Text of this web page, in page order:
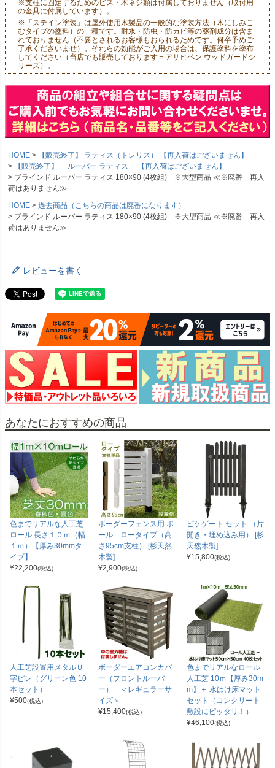
※支柱に固定するためのビス・木ネジ類は付属しておりません（取付用
の金具に付属しています）。
※「ステイン塗装」は屋外使用木製品の一般的な塗装方法（木にしみこ
むタイプの塗料）の一種です。耐水・防虫・防カビ等の薬剤成分は含ま
れておりません（不要とされるお客様もおられるためです。何卒予めご
了承くださいませ）。それらの効能がご入用の場合は、保護塗料を塗布
してください（当店でも販売しております＝アサヒペン ウッドガードシ
リーズ）。
HOME
【販売終了】 ラティス（トレリス） 【再入荷はございません】
【販売終了】 ルーバー ラティス 【再入荷はございません】
ブラインド ルーバー ラティス 180×90 (4枚組) ※大型商品 ≪※廃番 再入
荷はありません≫
HOME
過去商品（こちらの商品は廃番になります）
ブラインド ルーバー ラティス 180×90 (4枚組) ※大型商品 ≪※廃番 再入
荷はありません≫
レビューを書く
あなたにおすすめの商品
色までリアルな人工芝
ロール 長さ１０ｍ（幅
１ｍ）【厚み30mmタ
イプ】
¥22,200(税込)
ボーダーフェンス用 ポ
ール ロータイプ（高
さ95cm支柱） [杉天然
木製]
¥2,900(税込)
ピケゲート セット （片
開き・埋め込み用） [杉
天然木製]
¥15,800(税込)
人工芝設置用メタルＵ
字ピン（グリーン色 10
本セット）
¥500(税込)
ボーダーエアコンカバ
ー（フロントルーバ
ー） ＜レギュラーサ
イズ＞
¥15,400(税込)
色までリアルなロール
人工芝 10ｍ【厚み30m
m】＋ 水はけ床マット
セット（コンクリート
敷設にピッタリ！）
¥46,100(税込)